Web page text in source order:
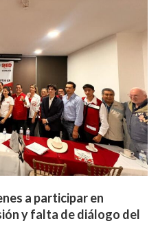
a participar en
y falta de diálogo del